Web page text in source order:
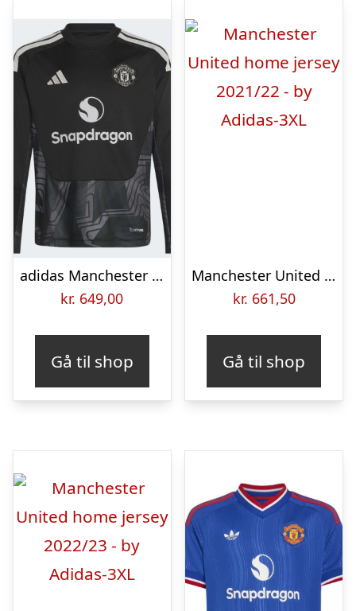
adidas Manchester United 26/27 Longsleeve målmandstrøje til børn, størrelse 152 cm
kr. 649,00
Gå til shop
Manchester United home jersey 2021/22 – by Adidas-3XL
kr. 661,50
Gå til shop